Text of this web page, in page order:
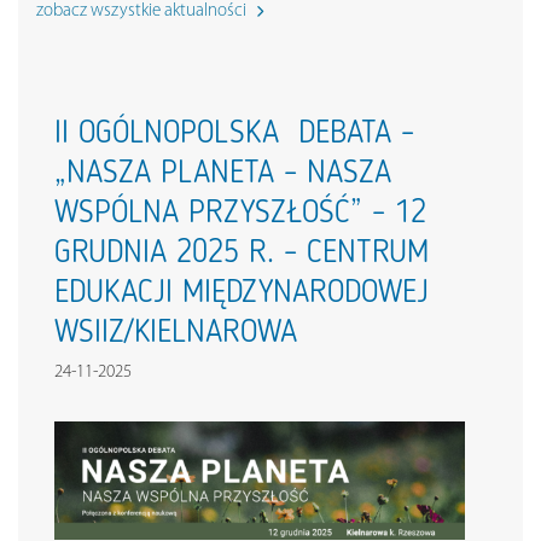
zobacz wszystkie aktualności
II OGÓLNOPOLSKA DEBATA –
„NASZA PLANETA – NASZA
WSPÓLNA PRZYSZŁOŚĆ” – 12
GRUDNIA 2025 R. – CENTRUM
EDUKACJI MIĘDZYNARODOWEJ
WSIIZ/KIELNAROWA
24-11-2025